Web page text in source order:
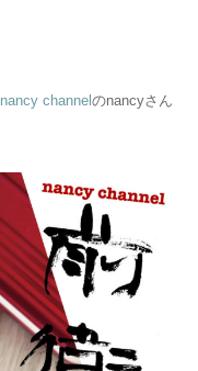
nancy channelのnancyさん